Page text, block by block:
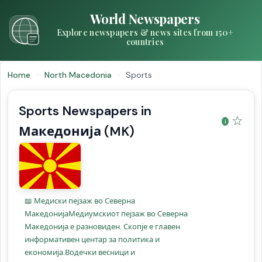
World Newspapers
Explore newspapers & news sites from 150+
countries
Home › North Macedonia › Sports
Sports Newspapers in
Македонија (MK)
☆
📖 Медиски пејзаж во Северна
МакедонијаМедиумскиот пејзаж во Северна
Македонија е разновиден. Скопје е главен
информативен центар за политика и
економија.Водечки весници и